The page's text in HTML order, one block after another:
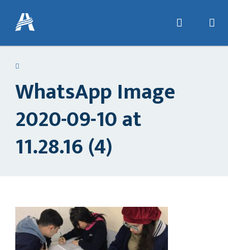
WhatsApp Image
2020-09-10 at
11.28.16 (4)